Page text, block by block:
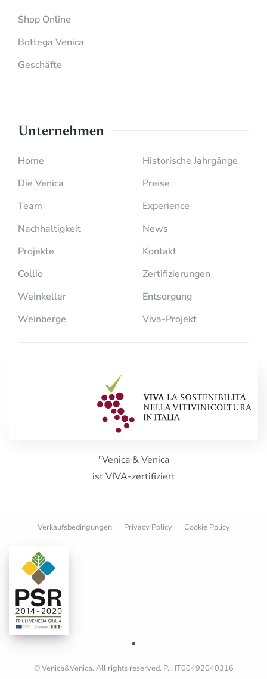
Shop Online
Bottega Venica
Geschäfte
Unternehmen
Home
Die Venica
Team
Nachhaltigkeit
Projekte
Collio
Weinkeller
Weinberge
Historische Jahrgänge
Preise
Experience
News
Kontakt
Zertifizierungen
Entsorgung
Viva-Projekt
"Venica & Venica
ist VIVA-zertifiziert
Verkaufsbedingungen Privacy Policy Cookie Policy
© Venica&Venica. All rights reserved. P.I. IT00492040316